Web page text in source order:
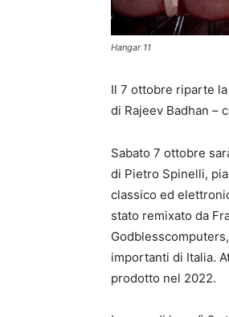
Hangar 11
Il 7 ottobre riparte
di Rajeev Badhan –
Sabato 7 ottobre
di Pietro Spinelli,
classico ed
stato remixato da
importanti di Italia.
prodotto nel 2022.